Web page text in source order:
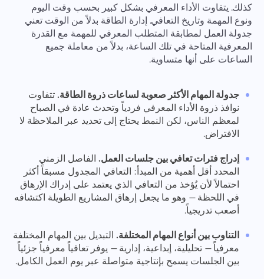
كذلك. يتفاوت الأداء المعرفي بشكل كبير بحسب وقت اليوم
ونوع المهمة وتاريخ التعافي. إدارة الطاقة بدلاً من الوقت تعني
جدولة العمل لمطابقة المتطلب المعرفي للمهمة مع القدرة
المعرفية المتاحة في تلك الساعة، بدلاً من معاملة جميع
الساعات على أنها متساوية.
جدولة المهام الأكثر صعوبة لساعات ذروة الطاقة.تتفاوت
نوافذ ذروة الأداء المعرفي فردياً وتحدث عادة في الصباح
لمعظم الناس، لكن النمط يحتاج إلى تحديد عبر الملاحظة لا
الافتراض.
إدراج فترات تعافي بين جلسات العمل.الفاصل الزمني
المحدد أقل أهمية من المبدأ: التعافي المجدول مسبقاً أكثر
احتمالاً لأن يُؤخذ من التعافي الذي يعتمد على إدراك الإرهاق
في اللحظة — وهو ما يجعل إرهاق المشاريع الطويلة اكتشافه
أصعب تدريجياً.
التناوب بين أنواع المهام المختلفة.التبديل بين المهام المختلفة
معرفياً — تحليلية، إبداعية، إدارية — يوفر تعافياً معرفياً جزئياً
بين الجلسات يسمح بإنتاجية متواصلة عبر يوم العمل الكامل.
تصفح الملفاتأو سحب وإسقاط
رقم التليفون
رسالتك
بالنقر على زر "إرسال"، فإنك توافق على معالجة بياناتك
الشخصية وفقًا للوثيقة التالية:سياسة الخصوصية.
تصفح الملفاتأو سحب وإسقاط
إرسال
Your message has been sent
We will contact you soon
شكرًا لأنك جزء من Taskee
سنتعرف عليه بالتأكيد وسنحاول تنفيذه في المنتج.
تساعدنا في التحسن كل يوم!
الميزة
كيف يعمل
بالنقر على الزر، تؤكد موافقتك على معالجة
البيانات الشخصية.